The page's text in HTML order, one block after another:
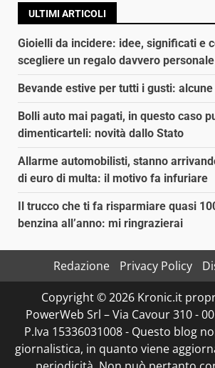
ULTIMI ARTICOLI
Gioielli da incidere: idee, significati e
scegliere un regalo davvero personale
Bevande estive per tutti i gusti:
Bolli auto mai pagati, in questo caso
dimenticarteli: novità dallo Stato
Allarme automobilisti, stanno
di euro di multa: il motivo fa infuriare
Il trucco che ti fa risparmiare quasi
benzina all’anno: mi ringrazierai
Redazione Privacy Policy
Copyright © 2026 Kronic.it
PowerWeb Srl – Via Cavour 310 -
P.Iva 15336031008 - Questo blog
giornalistica, in quanto viene